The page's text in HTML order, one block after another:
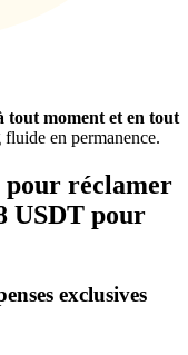
tout moment et en tout
en permanence.
pour réclamer
USDT pour
exclusives